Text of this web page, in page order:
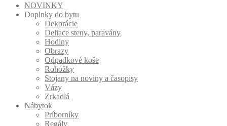
NOVINKY
Doplnky do bytu
Dekorácie
Deliace steny, paravány
Hodiny
Obrazy
Odpadkové koše
Rohožky
Stojany na noviny a časopisy
Vázy
Zrkadlá
Nábytok
Príborníky
Regály